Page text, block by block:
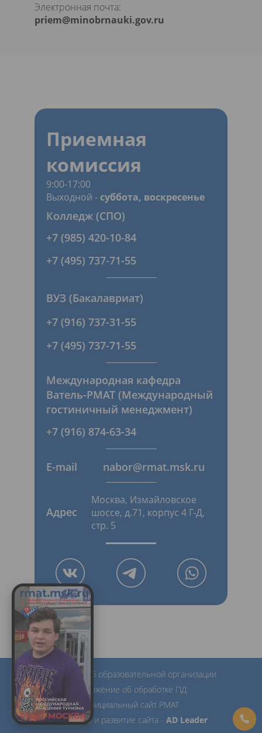
Электронная почта:
priem@minobrnauki.gov.ru
Приемная
комиссия
9:00-17:00
Выходной - суббота, воскресенье
Колледж (СПО)
+7 (985) 420-10-84
+7 (495) 737-71-55
ВУЗ (Бакалавриат)
+7 (916) 737-31-55
+7 (495) 737-71-55
Международная кафедра
Ватель-РМАТ (Международный
гостиничный менеджмент)
+7 (916) 874-63-34
E-mail nabor@rmat.msk.ru
Адрес
Москва, Измайловское
шоссе, д.71, корпус 4 Г-Д,
стр. 5
Сведения об образовательной организации
Положение об обработке ПД
Официальный сайт РМАТ
Создание и развитие сайта - AD Leader